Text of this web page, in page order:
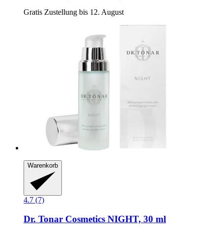
Gratis Zustellung bis 12. August
Warenkorb
4.7 (7)
Dr. Tonar Cosmetics NIGHT, 30 ml